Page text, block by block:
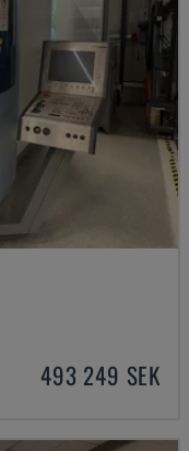
493 249 SEK